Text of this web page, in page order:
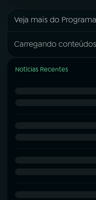
Veja mais do Programa
Carregando
Notícias Recentes